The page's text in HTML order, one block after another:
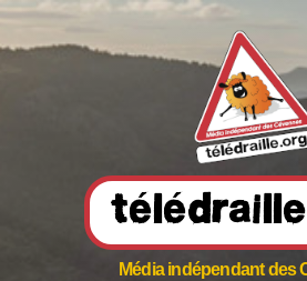
Média indépendant des